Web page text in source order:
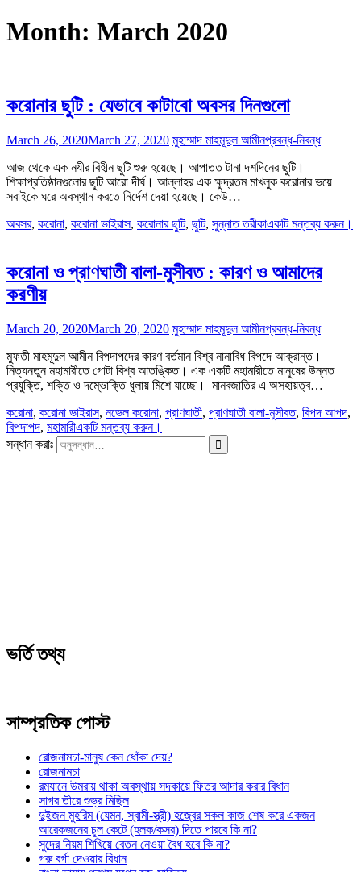
Month: March 2020
করোনার ছুটি : যেভাবে কাটাবো অবসর দিনগুলো
March 26, 2020March 27, 2020 মুহাম্মাদ মাহমূদুল আমীনপ্রবন্ধ-নিবন্ধ
আজ থেকে এক নযীর বিহীন ছুটি শুরু হয়েছে। আপাতত টানা দশদিনের ছুটি।
শিক্ষাপ্রতিষ্ঠানগুলোর ছুটি আরো দীর্ঘ। আল্লাহর এক ক্ষুদ্রতম মাখলুক করোনার ভয়ে
সবাইকে ঘরে অবস্থান করতে নির্দেশ দেয়া হয়েছে। কেউ…
অবসর, করোনা, করোনা ভাইরাস, করোনার ছুটি, ছুটি, সুন্নাত তরীকাএকটি মন্তব্য করুন।
করোনা ও প্রাণঘাতী বালা-মুসীবত : কারণ ও আমাদের
করণীয়
March 20, 2020March 20, 2020 মুহাম্মাদ মাহমূদুল আমীনপ্রবন্ধ-নিবন্ধ
মুফতী মাহমূদুল আমীন বিপদাপদের কারণ বর্তমান বিশ্ব নানাবিধ বিপদে আক্রান্ত।
নিত্যনতুন মহামারীতে গোটা বিশ্ব আতঙ্কিত। এক একটি মহামারীতে মানুষের উন্নত
প্রযুক্তি, শক্তি ও দম্ভোক্তি ধূলায় মিশে যাচ্ছে। মানবজাতির এ অসহায়ত্ব…
করোনা, করোনা ভাইরাস, নভেল করোনা, প্রাণঘাতী, প্রাণঘাতী বালা-মুসীবত, বিপদ আপদ,
বিপদাপদ, মহামারীএকটি মন্তব্য করুন।
সন্ধান করাঃ
ভর্তি তথ্য
সাম্প্রতিক পোস্ট
রোজনামচা-মানুষ কেন ধোঁকা দেয়?
রোজনামচা
রমযানে উমরায় থাকা অবস্থায় সদকায়ে ফিতর আদার করার বিধান
সাগর তীরে শুভ্র মিছিল
দুইজন মুহরিম (যেমন, স্বামী-স্ত্রী) হজ্বের সকল কাজ শেষ করে একজন
আরেকজনের চুল কেটে (হলক/কসর) দিতে পারবে কি না?
সুদের নিয়ম শিখিয়ে বেতন নেওয়া বৈধ হবে কি না?
গরু বর্গা দেওয়ার বিধান